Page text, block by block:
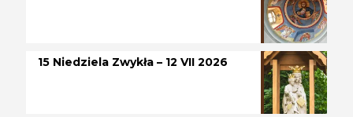
15 Niedziela Zwykła – 12 VII 2026